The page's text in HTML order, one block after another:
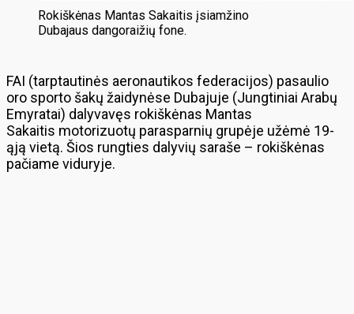
Rokiškėnas Mantas Sakaitis įsiamžino
Dubajaus dangoraižių fone.
FAI (tarptautinės aeronautikos federacijos) pasaulio
oro sporto šakų žaidynėse Dubajuje (Jungtiniai Arabų
Emyratai) dalyvavęs rokiškėnas Mantas
Sakaitis motorizuotų parasparnių grupėje užėmė 19-
ąją vietą. Šios rungties dalyvių saraše – rokiškėnas
pačiame viduryje.